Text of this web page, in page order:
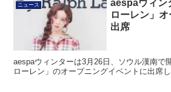
ニュース
aespaウィン
ローレン」
出席
aespaウィンターは3月26日、ソウル漢南で
ローレン」のオープニングイベントに出席し